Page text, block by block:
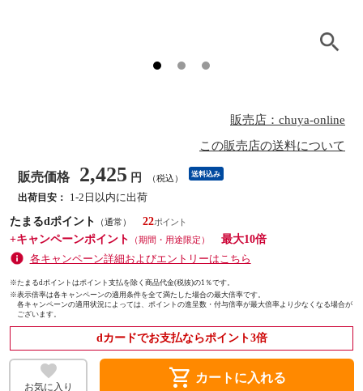
販売店：chuya-online
この販売店の送料について
販売価格 2,425 円 （税込） 送料込み
出荷目安：
1-2日以内に出荷
たまるdポイント
（通常）
22
+キャンペーンポイント
（期間・用途限定）
最大10倍
各キャンペーン詳細およびエントリーはこちら
※たまるdポイントはポイント支払を除く商品代金(税抜)の1％です。
※表示倍率は各キャンペーンの適用条件を全て満たした場合の最大倍率です。
各キャンペーンの適用状況によっては、ポイントの進呈数・付与倍率が最大倍率より少なくなる場合が
ございます。
dカードでお支払ならポイント3倍
お気に入り shopping_cart カートに入れる